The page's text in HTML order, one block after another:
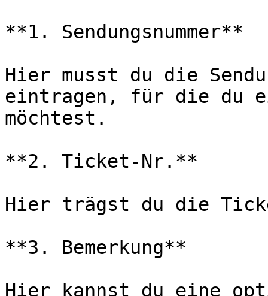
**1. Sendungsnummer**
Hier musst du die
eintragen, für die du
möchtest.
**2. Ticket-Nr.**
Hier trägst du die
**3. Bemerkung**
Hier kannst du eine